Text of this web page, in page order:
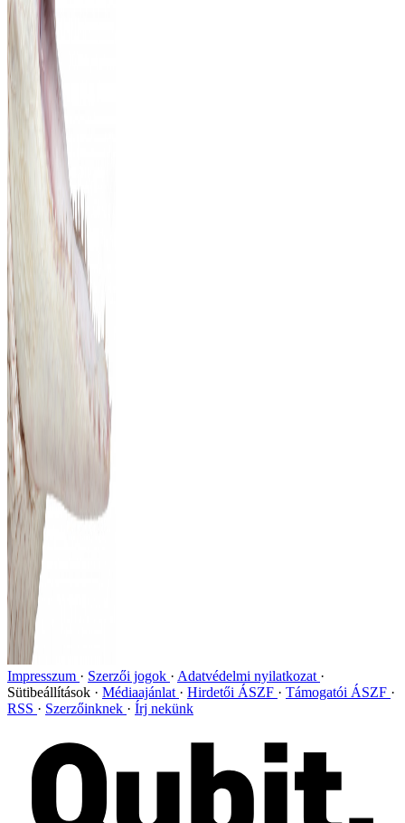
Impresszum Szerzői jogok
Adatvédelmi nyilatkozat
Sütibeállítások
Médiaajánlat Hirdetői ÁSZF
Támogatói ÁSZF
RSS
Szerzőinknek Írj nekünk